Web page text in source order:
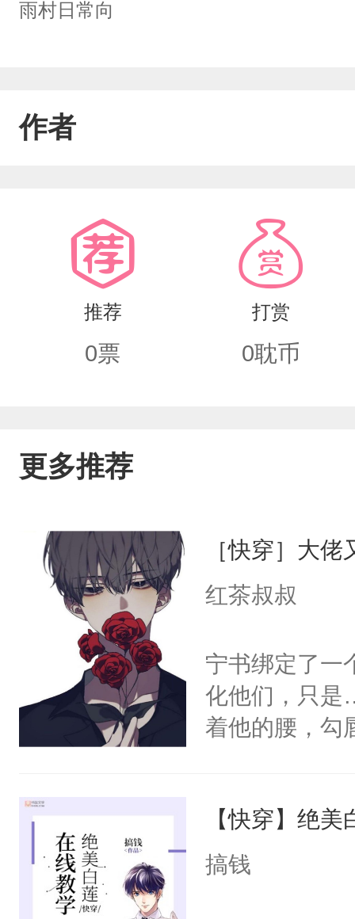
雨村日常向
作者
推荐
0票
打赏
0耽币
更多推荐
［快穿］大
红茶叔叔
宁书绑定了一
化他们，只是
着他的腰，勾
来，给老公
用力——为你
【快穿】绝
搞钱